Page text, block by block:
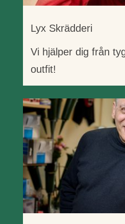
Lyx Skrädderi
Vi hjälper dig från
outfit!